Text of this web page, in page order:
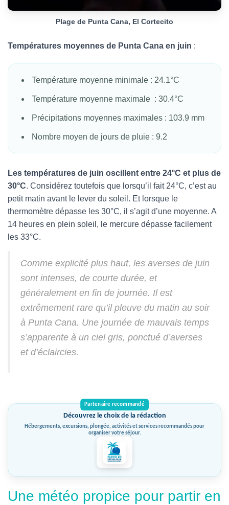
Plage de Punta Cana, El Cortecito
Températures moyennes de Punta Cana en juin :
Température moyenne minimale : 24.1°C
Température moyenne maximale : 30.4°C
Précipitations moyennes maximales : 103.9 mm
Nombre moyen de jours de pluie : 9.2
Les températures de juin oscillent entre 24°C et plus de
30°C. Considérez toutefois que lorsqu’il fait 24°C, c’est au
petit matin avant le lever du soleil. Et lorsque le
thermomètre dépasse les 30°C, il s’agit d’une moyenne. A
14 heures en plein soleil, le mercure dépasse facilement
les 33°C.
Comme explicité plus haut, les averses de juin
sont intenses, de courte durée, et
généralement en fin de journée. Il est
extrêmement rare qu’il pleuve du matin au soir
à Punta Cana. Une journée de mauvais temps
s’apparente à un ciel gris, ponctué d’averses
et d’éclaircies.
Découvrez le choix de la rédaction
Hébergements, excursions, plongée, activités et services recommandés pour
organiser votre séjour.
Une météo propice pour partir en